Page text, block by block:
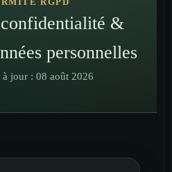
&
personnelles
à jour : 08 août 2026